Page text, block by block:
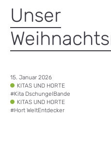
Unser
Datum:
15. Januar 2026
Tags:KITAS UND HORTE
#Kita DschungelBande
KITAS UND HORTE
#Hort WeltEntdecker